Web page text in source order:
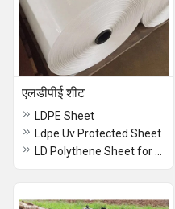
एलडीपीई शीट
LDPE Sheet
Ldpe Uv Protected Sheet